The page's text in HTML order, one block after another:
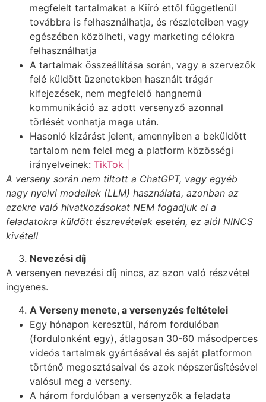
megfelelt tartalmakat a Kiíró ettől függetlenül
továbbra is felhasználhatja, és részleteiben vagy
egészében közölheti, vagy marketing célokra
felhasználhatja
A tartalmak összeállítása során, vagy a szervezők
felé küldött üzenetekben használt trágár
kifejezések, nem megfelelő hangnemű
kommunikáció az adott versenyző azonnal
törlését vonhatja maga után.
Hasonló kizárást jelent, amennyiben a beküldött
tartalom nem felel meg a platform közösségi
irányelveinek: TikTok |
A verseny során nem tiltott a ChatGPT, vagy egyéb
nagy nyelvi modellek (LLM) használata, azonban az
ezekre való hivatkozásokat NEM fogadjuk el a
feladatokra küldött észrevételek esetén, ez alól NINCS
kivétel!
Nevezési díj
A versenyen nevezési díj nincs, az azon való részvétel
ingyenes.
A Verseny menete, a versenyzés feltételei
Egy hónapon keresztül, három fordulóban
(fordulonként egy), átlagosan 30-60 másodperces
videós tartalmak gyártásával és saját platformon
történő megosztásaival és azok népszerűsítésével
valósul meg a verseny.
A három fordulóban a versenyzők a feladata